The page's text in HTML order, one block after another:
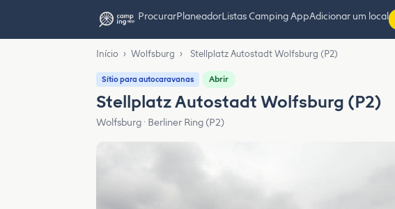
ProcurarPlaneadorListas Camping AppAdicionar um local
Início › Wolfsburg › Stellplatz Autostadt Wolfsburg (P2)
Sítio para autocaravanas Abrir
Stellplatz Autostadt Wolfsburg (P2)
Wolfsburg · Berliner Ring (P2)